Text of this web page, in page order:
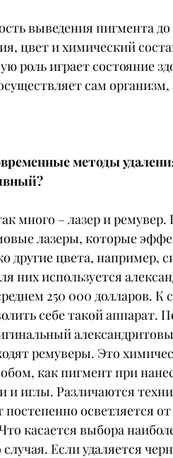
выведения пигмента
цвет и химический
роль играет состояние
сам
методы
много – лазер и
лазеры, которые
другие цвета, например,
них используется
250 000 долларов.
себе такой аппарат.
ремуверы. Это
как пигмент при
иглы. Различаются
постепенно осветляется
касается выбора
Если удаляется